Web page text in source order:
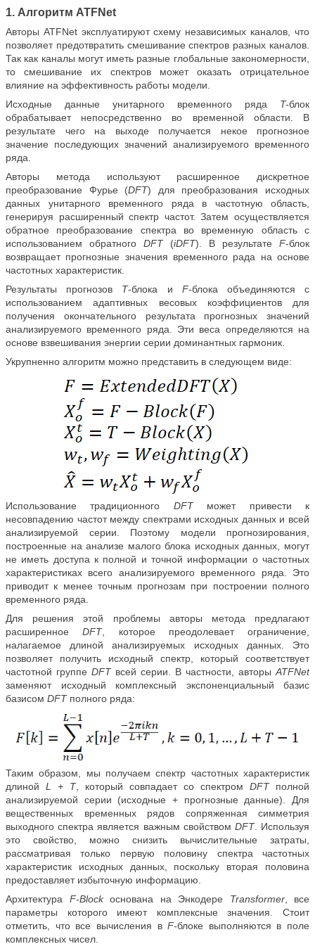
1. Алгоритм ATFNet
Авторы ATFNet эксплуатируют схему независимых каналов, что
позволяет предотвратить смешивание спектров разных каналов.
Так как каналы могут иметь разные глобальные закономерности,
то смешивание их спектров может оказать отрицательное
влияние на эффективность работы модели.
Исходные данные унитарного временного ряда T-блок
обрабатывает непосредственно во временной области. В
результате чего на выходе получается некое прогнозное
значение последующих значений анализируемого временного
ряда.
Авторы метода используют расширенное дискретное
преобразование Фурье (DFT) для преобразования исходных
данных унитарного временного ряда в частотную область,
генерируя расширенный спектр частот. Затем осуществляется
обратное преобразование спектра во временную область с
использованием обратного DFT(iDFT). В результате F-блок
возвращает прогнозные значения временного рада на основе
частотных характеристик.
Результаты прогнозов T-блока и F-блока объединяются с
использованием адаптивных весовых коэффициентов для
получения окончательного результата прогнозных значений
анализируемого временного ряда. Эти веса определяются на
основе взвешивания энергии серии доминантных гармоник.
Укрупненно алгоритм можно представить в следующем виде:
Использование традиционного DFTможет привести к
несовпадению частот между спектрами исходных данных и всей
анализируемой серии. Поэтому модели прогнозирования,
построенные на анализе малого блока исходных данных, могут
не иметь доступа к полной и точной информации о частотных
характеристиках всего анализируемого временного ряда. Это
приводит к менее точным прогнозам при построении полного
временного ряда.
Для решения этой проблемы авторы метода предлагают
расширенноеDFT, которое преодолевает ограничение,
налагаемое длиной анализируемых исходных данных. Это
позволяет получить исходный спектр, который соответствует
частотной группе DFTвсей серии. В частности, авторы ATFNet
заменяют исходный комплексный экспоненциальный базис
базисом DFTполного ряда:
Таким образом, мы получаем спектр частотных характеристик
длиной L + T, который совпадает со спектром DFTполной
анализируемой серии (исходные + прогнозные данные). Для
вещественных временных рядов сопряженная симметрия
выходного спектра является важным свойством DFT. Используя
это свойство, можно снизить вычислительные затраты,
рассматривая только первую половину спектра частотных
характеристик исходных данных, поскольку вторая половина
предоставляет избыточную информацию.
Архитектура F-Blockоснована на Энкодере Transformer, все
параметры которого имеют комплексные значения. Стоит
отметить, что все вычисления вF-блоке выполняются в поле
комплексных чисел.